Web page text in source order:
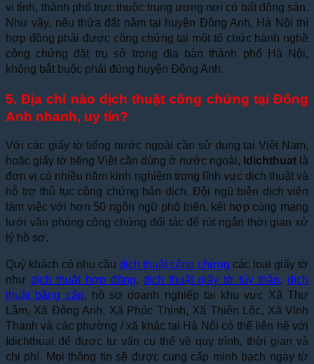
vi tỉnh, thành phố trực thuộc trung ương nơi có bất động sản.
Như vậy, nếu thửa đất nằm tại huyện Đông Anh, Hà Nội thì
hợp đồng phải được công chứng tại một tổ chức hành nghề
công chứng đặt trụ sở trong địa bàn thành phố Hà Nội,
không bắt buộc phải đúng huyện Đông Anh.
5. Địa chỉ nào dịch thuật công chứng tại Đông
Anh nhanh, uy tín?
Với các giấy tờ tiếng nước ngoài cần sử dụng tại Việt Nam,
hoặc giấy tờ tiếng Việt cần dùng ở nước ngoài, Idichthuat là
đơn vị có nhiều năm kinh nghiệm trong lĩnh vực dịch thuật và
hỗ trợ thủ tục công chứng bản dịch. Đội ngũ biên dịch viên
làm việc với hơn 50 ngôn ngữ phổ biến, kết hợp cùng mạng
lưới văn phòng công chứng đối tác để rút ngắn thời gian xử
lý hồ sơ.
Quý khách có nhu cầu dịch thuật công chứng các loại giấy tờ
như dịch thuật hợp đồng,dịch thuật giấy tờ tùy thân,dịch
thuật bằng cấp, hồ sơ doanh nghiệp tại khu vực Xã Thư
Lâm, Xã Đông Anh, Xã Phúc Thịnh, Xã Thiên Lộc, Xã Vĩnh
Thanh và các phường / xã khác tại Hà Nội có thể liên hệ với
Idichthuat để được tư vấn cụ thể về quy trình, thời gian và
chi phí. Mọi thông tin sẽ được cung cấp minh bạch ngay từ